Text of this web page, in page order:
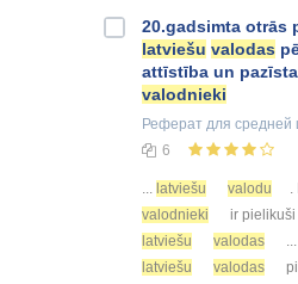
20.gadsimta otrās
latviešu valodas
attīstība un
valodnieki
Реферат для средней
6
... latviešu valodu
.
valodnieki
ir pielikuši
latviešu
valodas
latviešu
valodas